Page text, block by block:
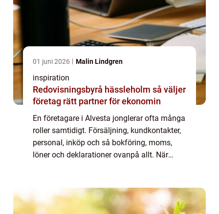
01 juni 2026 Malin Lindgren
inspiration
Redovisningsbyrå hässleholm så väljer
företag rätt partner för ekonomin
En företagare i Alvesta jonglerar ofta många
roller samtidigt. Försäljning, kundkontakter,
personal, inköp och så bokföring, moms,
löner och deklarationer ovanpå allt. När